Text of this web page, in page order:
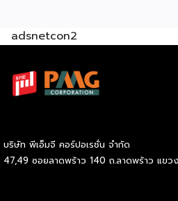
นั้น มีรายละเอียดสำคัญหลายประการที่
ข้อมูลพื้นฐานที่จำเป็นต่อการเตรียมตั
ที่เราต้องศึกษาให้รอบคอบ การลงทุน
คอยให้มูลค่าของสิ่งนี้ปรับตัวสูงขึ้นเมื่
นี้ได้รับการยกย่องให้เป็นแหล่งพักเงิ
Haven เนื่องจากมีมูลค่าคงที่อยู่ในตั
adsnetcon2
บริษัท พีเอ็มจี คอร์ปอเรชั่น จำกัด
47,49 ซอยลาดพร้าว 140 ถ.ลาดพร้าว แขว